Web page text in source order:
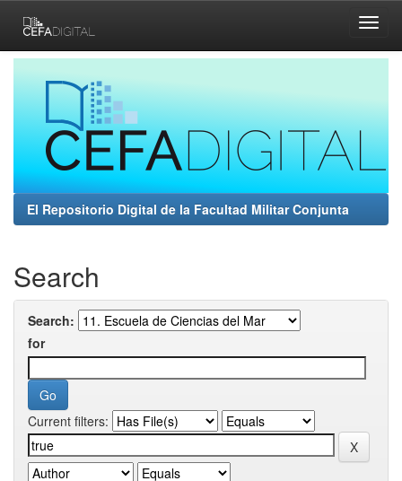
navigation
El Repositorio Digital de la Facultad Militar Conjunta
Search
Search:
for
Current filters: